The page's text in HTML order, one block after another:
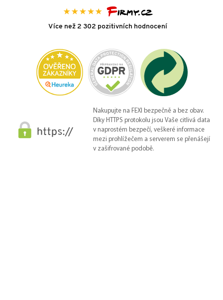
Více než 2 302 pozitivních hodnocení
Nakupujte na FEXI bezpečně a bez obav.
Díky HTTPS protokolu jsou Vaše citlivá data
v naprostém bezpečí, veškeré informace
mezi prohlížečem a serverem se přenášejí
v zašifrované podobě.